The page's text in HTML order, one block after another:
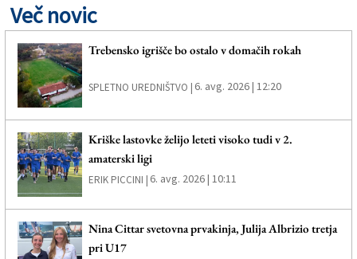
Več novic
Trebensko igrišče bo ostalo v domačih rokah
SPLETNO UREDNIŠTVO | 6. avg. 2026 | 12:20
Kriške lastovke želijo leteti visoko tudi v 2.
amaterski ligi
ERIK PICCINI | 6. avg. 2026 | 10:11
Nina Cittar svetovna prvakinja, Julija Albrizio tretja
pri U17